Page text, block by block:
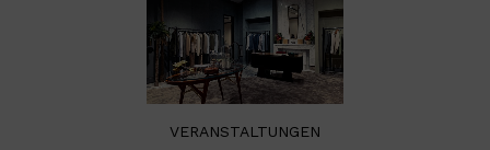
VERANSTALTUNGEN